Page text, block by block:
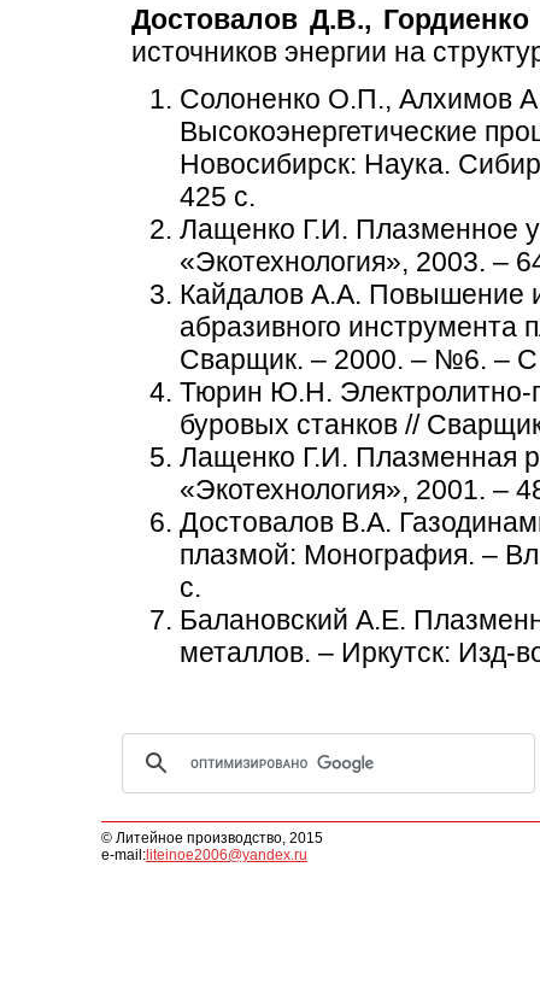
Достовалов Д.В.,
источников энергии на
Солоненко О.П., Алхимов
Высокоэнергетические
Новосибирск: Наука.
425 с.
Лащенко Г.И. Плазменное
«Экотехнология», 2003. –
Кайдалов А.А. Повышение
абразивного инструмента
Сварщик. – 2000. – №6. –
Тюрин Ю.Н. Электролитно-
буровых станков //
Лащенко Г.И. Плазменная
«Экотехнология», 2001. –
Достовалов В.А.
плазмой: Монография. –
с.
Балановский А.Е.
металлов. – Иркутск: Изд-
© Литейное производство, 2015
e-mail: liteinoe2006@yandex.ru